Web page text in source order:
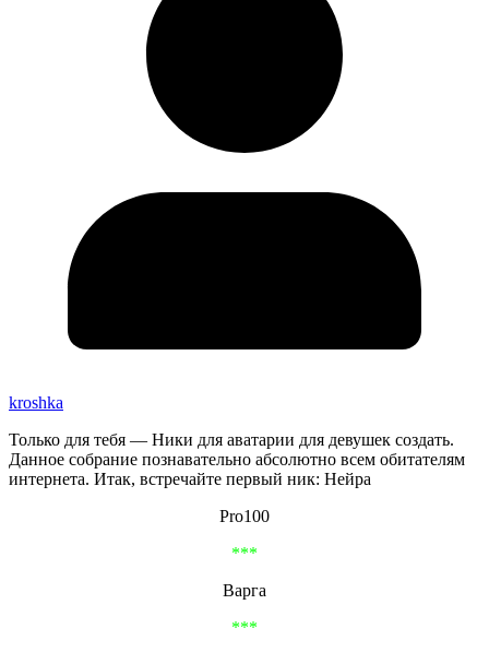
kroshka
Только для тебя — Ники для аватарии для девушек создать.
Данное собрание познавательно абсолютно всем обитателям
интернета. Итак, встречайте первый ник: Нейра
Pro100
***
Варга
***